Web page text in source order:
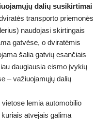
dalių susikirtimai
transporto priemonės
naudojasi skirtingais
gatvėse, o dviratėmis
šalia gatvių esančiais
daugiausia eismo įvykių
– važiuojamųjų dalių
lemia automobilio
atvejais galima